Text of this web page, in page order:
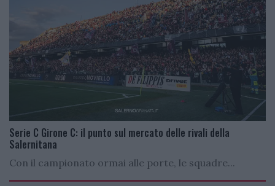
Serie C Girone C: il punto sul mercato delle rivali della
Salernitana
Con il campionato ormai alle porte, le squadre...